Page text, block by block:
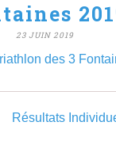
23 JUIN 2019